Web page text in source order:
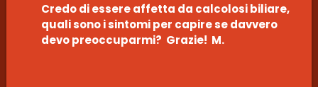
Credo di essere affetta da calcolosi biliare,
quali sono i sintomi per capire se davvero
devo preoccuparmi? Grazie! M.